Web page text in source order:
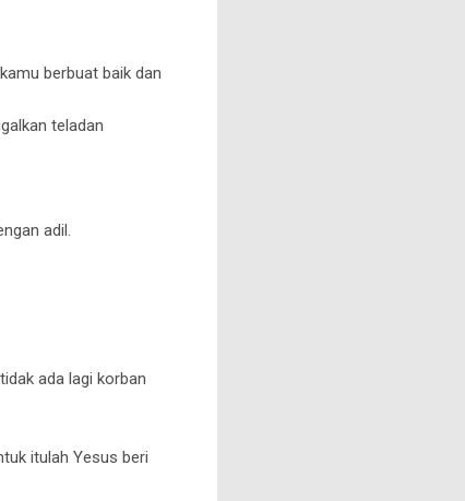
berbuat baik dan
teladan
adil.
ada lagi korban
itulah Yesus beri